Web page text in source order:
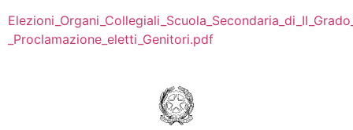
_Proclamazione_eletti_Genitori.pdf